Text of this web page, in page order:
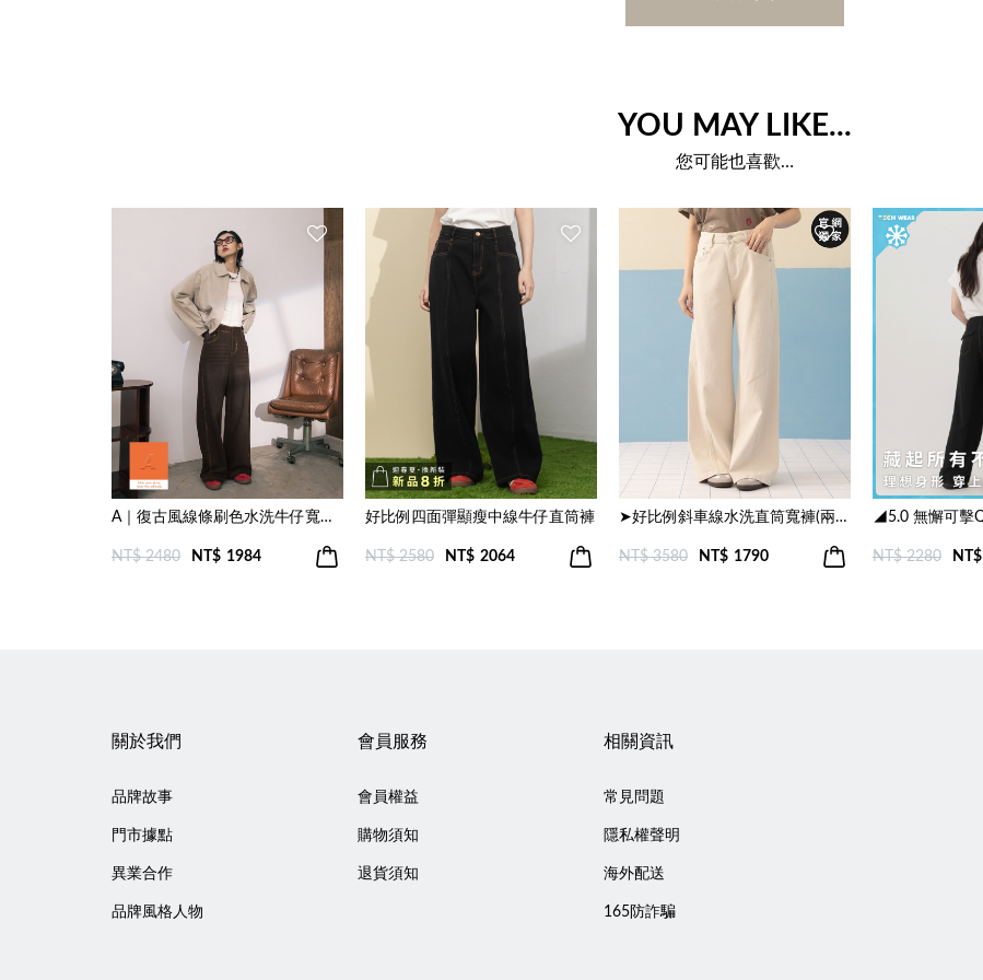
YOU MAY LIKE...
您可能也喜歡…
A｜復古風線條刷色水洗牛仔寬褲(兩色)
NT$ 2480 NT$ 1984
好比例四面彈顯瘦中線牛仔直筒褲
NT$ 2580 NT$ 2064
➤好比例斜車線水洗直筒寬褲(兩色)
NT$ 3580 NT$ 1790 NT$ 2280 NT$
關於我們
品牌故事
門市據點
異業合作
品牌風格人物
會員服務
會員權益
購物須知
退貨須知
相關資訊
常見問題
隱私權聲明
海外配送
165防詐騙